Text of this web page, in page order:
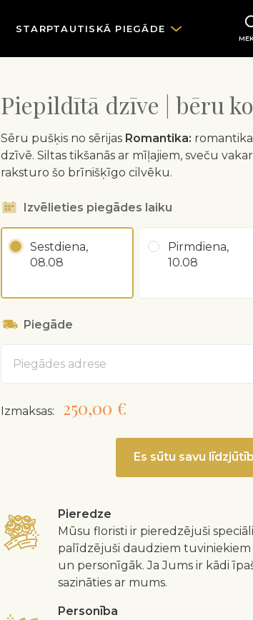
STARPTAUTISKĀ PIEGĀDE
Piepildītā dzīve | bēru
Sēru pušķis no sērijas Romantika:
dzīvē. Siltas tikšanās ar mīļajiem, sveču
raksturo šo brīnišķīgo cilvēku.
Izvēlieties piegādes laiku
Sestdiena,
08.08
Pirmdiena,
10.08
Piegāde
Izmaksas: 250,00 €
Es sūtu savu
Pieredze
Mūsu floristi ir pieredzējuši
palīdzējuši daudziem tuviniekiem
un personīgāk. Ja Jums ir kādi
sazināties ar mums.
Personība